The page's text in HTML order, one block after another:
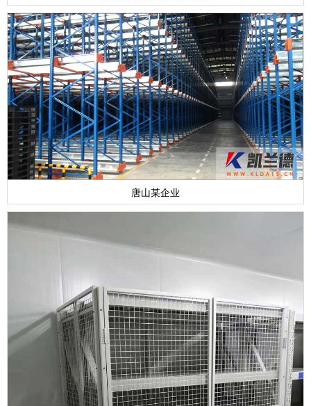
唐山某企业